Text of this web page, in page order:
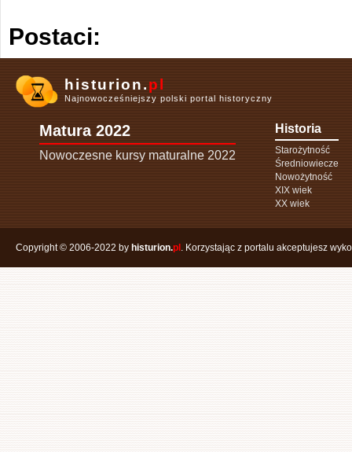
Postaci:
histurion.pl
Najnowocześniejszy polski portal historyczny
Matura 2022
Nowoczesne kursy maturalne 2022
Historia
Starożytność
Średniowiecze
Nowożytność
XIX wiek
XX wiek
Copyright © 2006-2022 by histurion.pl . Korzystając z portalu akceptujesz